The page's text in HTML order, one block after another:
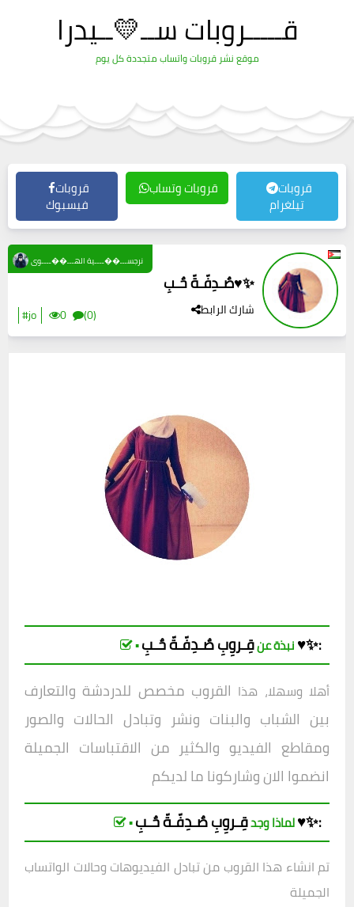
قـــــروبات ســ💛ــيدرا
موقع نشر قروبات واتساب متجددة كل يوم
قروبات
فيسبوك
قروبات وتساب قروبات
تيلغرام
صٌـدِفّـةّ حٌـبِ♥️✨
شارك الرابط #jo 0 (0)
نرجســـ��ــــية الهـــ��ــــوى
▪︎ نبذة عنقِـروِبِ صٌـدِفّـةّ حٌـبِ♥️✨:
أهلا وسهلا، هذا القروب مخصص للدردشة والتعارف
بين الشباب والبنات ونشر وتبادل الحالات والصور
ومقاطع الفيديو والكثير من الاقتباسات الجميلة
انضموا الان وشاركونا ما لديكم
▪︎ لماذا وجدقِـروِبِ صٌـدِفّـةّ حٌـبِ♥️✨:
تم انشاء هذا القروب من تبادل الفيديوهات وحالات الواتساب
الجميلة